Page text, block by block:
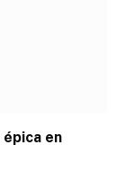
épica en